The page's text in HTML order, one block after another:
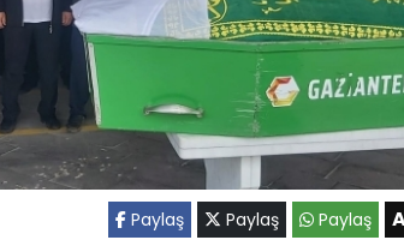
Paylaş Paylaş Paylaş